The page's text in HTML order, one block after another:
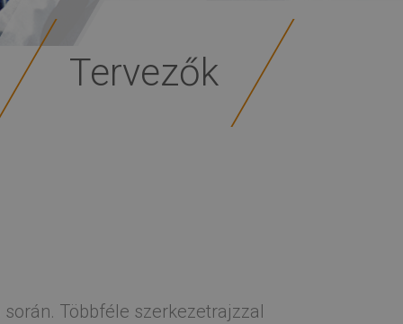
Tervezők
Többféle szerkezetrajzzal